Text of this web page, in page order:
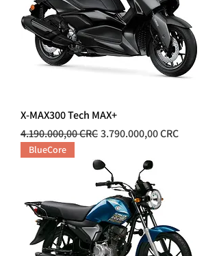
X-MAX300 Tech MAX+
Precio
4.190.000,00 CRCPrecio de oferta
3.790.000,00 CRC
BlueCore